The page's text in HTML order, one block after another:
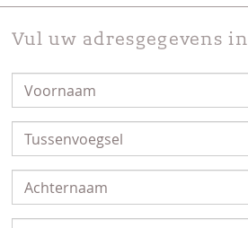
Vul uw adresgegevens in